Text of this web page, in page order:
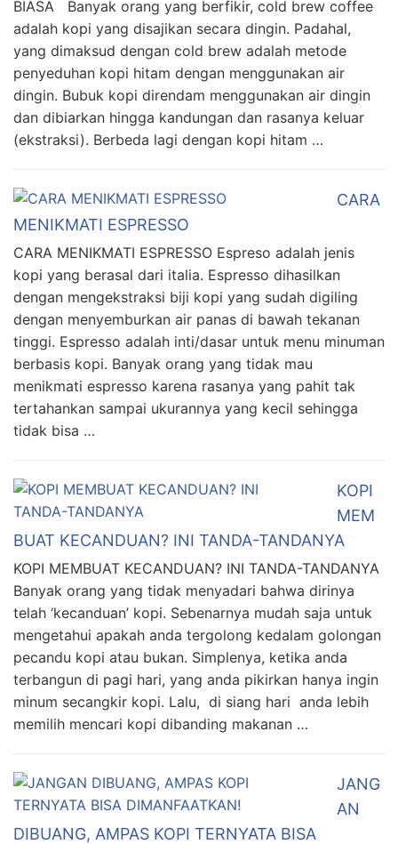
BIASA Banyak orang yang berfikir, cold brew coffee
adalah kopi yang disajikan secara dingin. Padahal,
yang dimaksud dengan cold brew adalah metode
penyeduhan kopi hitam dengan menggunakan air
dingin. Bubuk kopi direndam menggunakan air dingin
dan dibiarkan hingga kandungan dan rasanya keluar
(ekstraksi). Berbeda lagi dengan kopi hitam …
CARA
MENIKMATI ESPRESSO
CARA MENIKMATI ESPRESSO Espreso adalah jenis
kopi yang berasal dari italia. Espresso dihasilkan
dengan mengekstraksi biji kopi yang sudah digiling
dengan menyemburkan air panas di bawah tekanan
tinggi. Espresso adalah inti/dasar untuk menu minuman
berbasis kopi. Banyak orang yang tidak mau
menikmati espresso karena rasanya yang pahit tak
tertahankan sampai ukurannya yang kecil sehingga
tidak bisa …
KOPI
MEM
BUAT KECANDUAN? INI TANDA-TANDANYA
KOPI MEMBUAT KECANDUAN? INI TANDA-TANDANYA
Banyak orang yang tidak menyadari bahwa dirinya
telah ‘kecanduan’ kopi. Sebenarnya mudah saja untuk
mengetahui apakah anda tergolong kedalam golongan
pecandu kopi atau bukan. Simplenya, ketika anda
terbangun di pagi hari, yang anda pikirkan hanya ingin
minum secangkir kopi. Lalu, di siang hari anda lebih
memilih mencari kopi dibanding makanan …
JANG
AN
DIBUANG, AMPAS KOPI TERNYATA BISA